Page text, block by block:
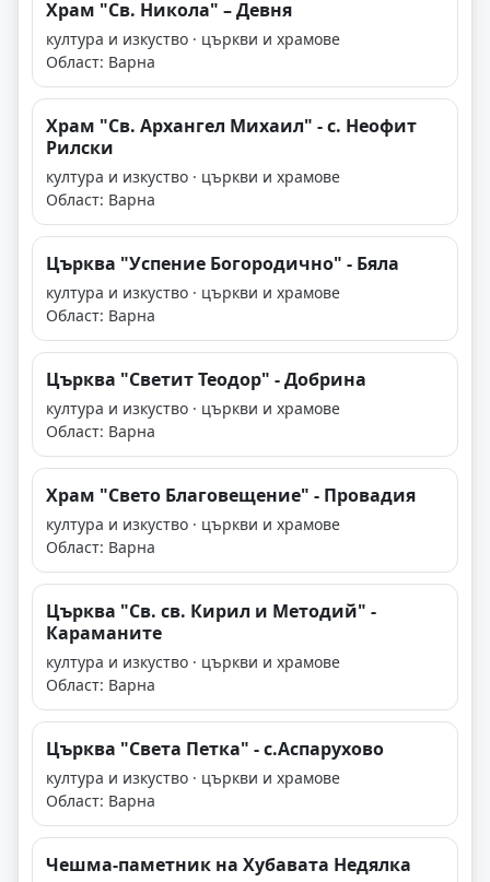
Храм "Св. Никола" – Девня
култура и изкуство · църкви и храмове
Област: Варна
Храм "Св. Архангел Михаил" - с. Неофит
Рилски
култура и изкуство · църкви и храмове
Област: Варна
Църква "Успение Богородично" - Бяла
култура и изкуство · църкви и храмове
Област: Варна
Църква "Светит Теодор" - Добрина
култура и изкуство · църкви и храмове
Област: Варна
Храм "Свето Благовещение" - Провадия
култура и изкуство · църкви и храмове
Област: Варна
Църква "Св. св. Кирил и Методий" -
Караманите
култура и изкуство · църкви и храмове
Област: Варна
Църква "Света Петка" - с.Аспарухово
култура и изкуство · църкви и храмове
Област: Варна
Чешма-паметник на Хубавата Недялка